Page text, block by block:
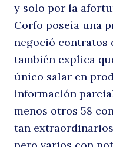
y solo por la
Corfo poseía una
negoció contratos
también explica
único salar en
información
menos otros 58
tan